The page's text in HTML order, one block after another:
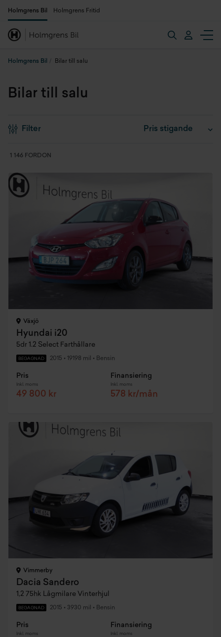
Holmgrens Bil Holmgrens Fritid
Holmgrens Bil Bilar till salu
Bilar till salu
Filter
1 146 FORDON
Växjö
Hyundai i20
5dr 1.2 Select Farthållare
BEGAGNAD 2015 • 19198 mil • Bensin
Pris
Inkl. moms
49 800 kr
Finansiering
Inkl. moms
578 kr/mån
Vimmerby
Dacia Sandero
1,2 75hk Lågmilare Vinterhjul
BEGAGNAD 2015 • 3930 mil • Bensin
Pris
Inkl. moms
Finansiering
Inkl. moms